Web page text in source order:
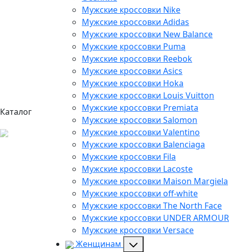
Каталог
Мужские кроссовки Nike
Мужские кроссовки Adidas
Мужские кроссовки New Balance
Мужские кроссовки Puma
Мужские кроссовки Reebok
Мужские кроссовки Asics
Мужские кроссовки Hoka
Мужские кроссовки Louis Vuitton
Мужские кроссовки Premiata
Мужские кроссовки Salomon
Мужские кроссовки Valentino
Мужские кроссовки Balenciaga
Мужские кроссовки Fila
Мужские кроссовки Lacoste
Мужские кроссовки Maison Margiela
Мужские кроссовки off-white
Мужские кроссовки The North Face
Мужские кроссовки UNDER ARMOUR
Мужские кроссовки Versace
Женщинам